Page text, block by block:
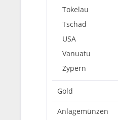
Tokelau
Tschad
USA
Vanuatu
Zypern
Gold
Anlagemünzen